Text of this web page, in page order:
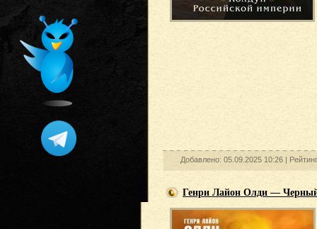
Добавлено: 05.09.2025 10:26 |
Генри Лайон Олди —